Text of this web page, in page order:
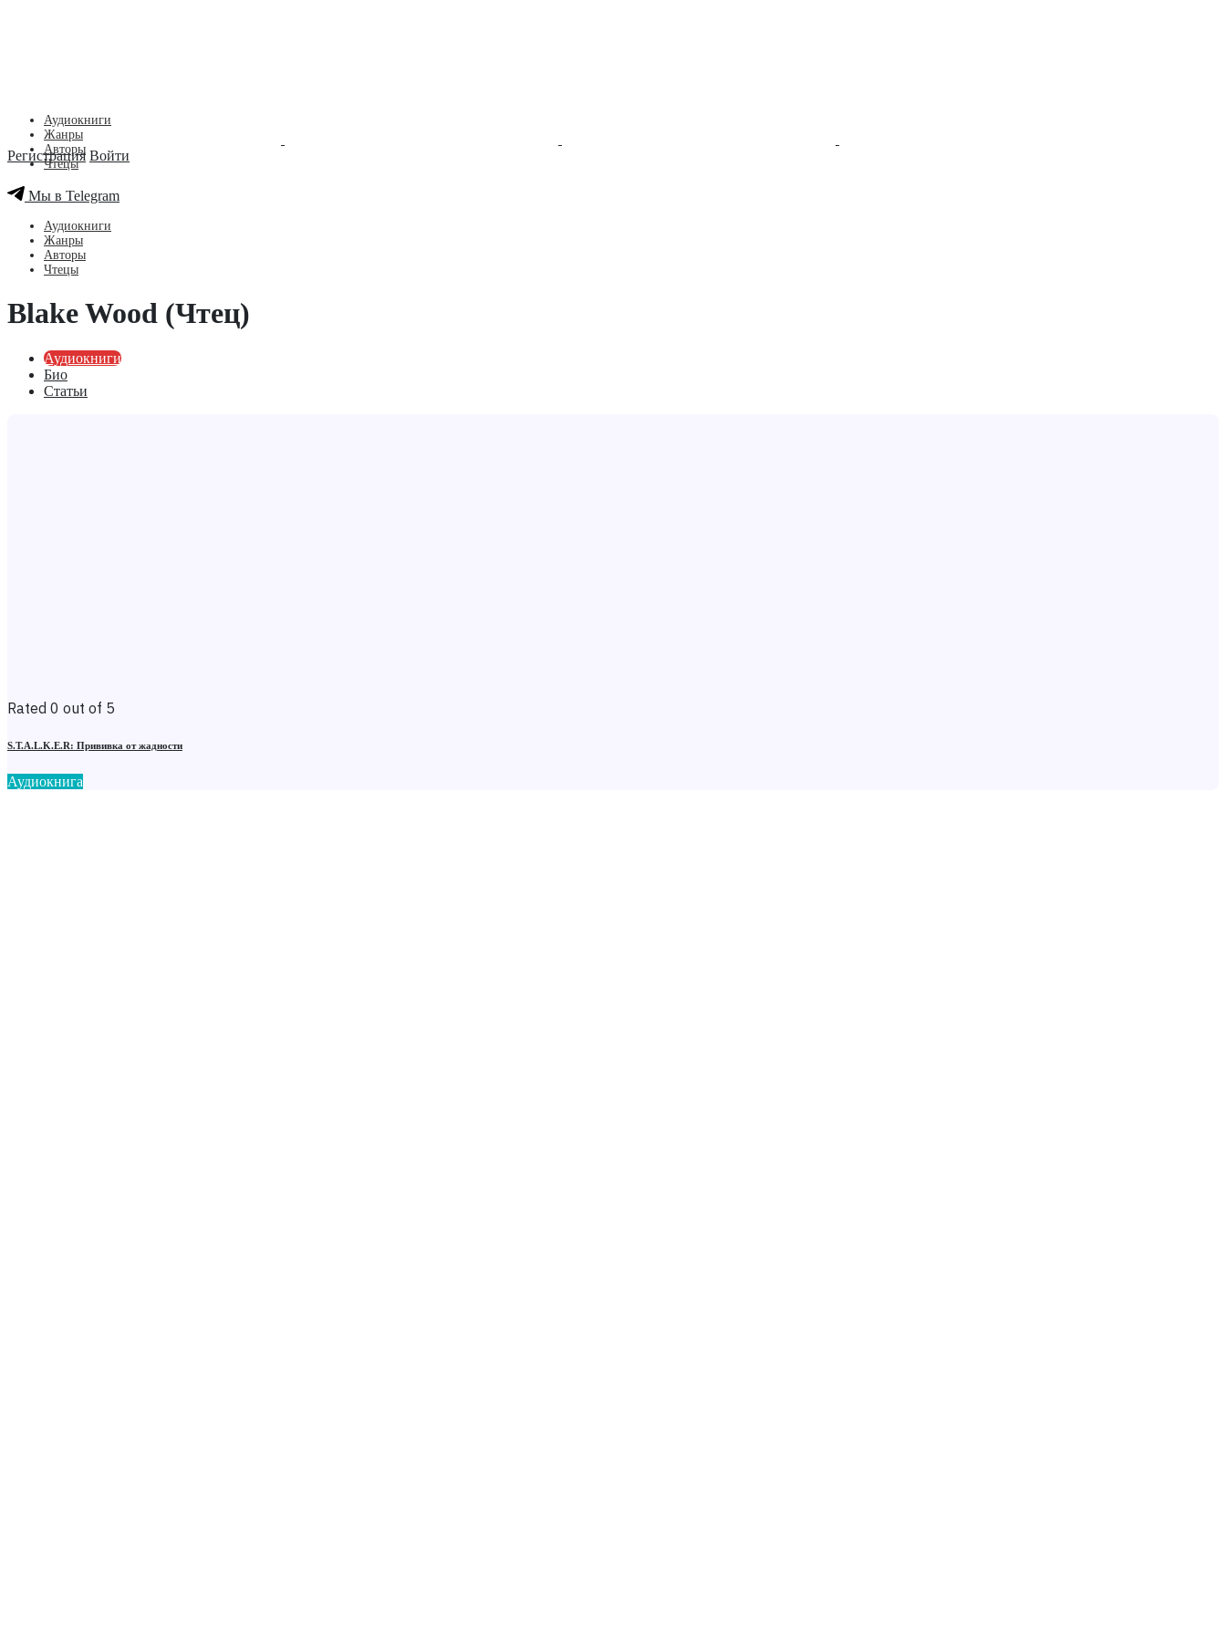
Регистрация Войти
Аудиокниги
Жанры
Авторы
Чтецы
Мы в Telegram
Аудиокниги
Жанры
Авторы
Чтецы
Blake Wood (Чтец)
Аудиокниги
Био
Статьи
Rated 0 out of 5
S.T.A.L.K.E.R: Прививка от жадности
Аудиокнига